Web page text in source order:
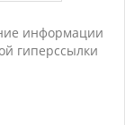
информации
гиперссылки